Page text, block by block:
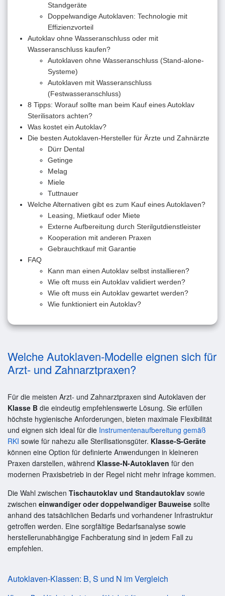
Standgeräte
Doppelwandige Autoklaven: Technologie mit
Effizienzvorteil
Autoklav ohne Wasseranschluss oder mit
Wasseranschluss kaufen?
Autoklaven ohne Wasseranschluss (Stand-alone-
Systeme)
Autoklaven mit Wasseranschluss
(Festwasseranschluss)
8 Tipps: Worauf sollte man beim Kauf eines Autoklav
Sterilisators achten?
Was kostet ein Autoklav?
Die besten Autoklaven-Hersteller für Ärzte und Zahnärzte
Dürr Dental
Getinge
Melag
Miele
Tuttnauer
Welche Alternativen gibt es zum Kauf eines Autoklaven?
Leasing, Mietkauf oder Miete
Externe Aufbereitung durch Sterilgutdienstleister
Kooperation mit anderen Praxen
Gebrauchtkauf mit Garantie
FAQ
Kann man einen Autoklav selbst installieren?
Wie oft muss ein Autoklav validiert werden?
Wie oft muss ein Autoklav gewartet werden?
Wie funktioniert ein Autoklav?
Welche Autoklaven-Modelle eignen sich für
Arzt- und Zahnarztpraxen?
Für die meisten Arzt- und Zahnarztpraxen sind Autoklaven der
Klasse B die eindeutig empfehlenswerte Lösung. Sie erfüllen
höchste hygienische Anforderungen, bieten maximale Flexibilität
und eignen sich ideal für die Instrumentenaufbereitung gemäß
RKI sowie für nahezu alle Sterilisationsgüter. Klasse-S-Geräte
können eine Option für definierte Anwendungen in kleineren
Praxen darstellen, während Klasse-N-Autoklaven für den
modernen Praxisbetrieb in der Regel nicht mehr infrage kommen.
Die Wahl zwischen Tischautoklav und Standautoklav sowie
zwischen einwandiger oder doppelwandiger Bauweise sollte
anhand des tatsächlichen Bedarfs und vorhandener Infrastruktur
getroffen werden. Eine sorgfältige Bedarfsanalyse sowie
herstellerunabhängige Fachberatung sind in jedem Fall zu
empfehlen.
Autoklaven-Klassen: B, S und N im Vergleich